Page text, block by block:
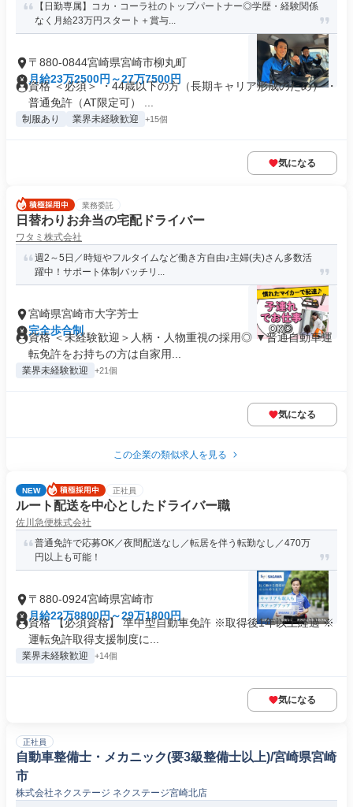
【日勤専属】コカ・コーラ社のトップパートナー◎学歴・経験関係
なく月給23万円スタート＋賞与...
〒880-0844宮崎県宮崎市柳丸町
月給23万2500円～27万7500円
資格 ＜必須＞ ・44歳以下の方（長期キャリア形成のため） ・
普通免許（AT限定可） ...
制服あり 業界未経験歓迎 +15個
気になる
業務委託
日替わりお弁当の宅配ドライバー
ワタミ株式会社
週2～5日／時短やフルタイムなど働き方自由♪主婦(夫)さん多数活
躍中！サポート体制バッチリ...
宮崎県宮崎市大字芳士
完全歩合制
資格 ＜未経験歓迎＞人柄・人物重視の採用◎ ▼普通自動車運
転免許をお持ちの方は自家用...
業界未経験歓迎 +21個
気になる
この企業の類似求人を見る
NEW 正社員
ルート配送を中心としたドライバー職
佐川急便株式会社
普通免許で応募OK／夜間配送なし／転居を伴う転勤なし／470万
円以上も可能！
〒880-0924宮崎県宮崎市
月給22万8800円～29万1800円
資格 【必須資格】 準中型自動車免許 ※取得後1年以上経過 ※
運転免許取得支援制度に...
業界未経験歓迎 +14個
気になる
正社員
自動車整備士・メカニック(要3級整備士以上)/宮崎県宮崎
市
株式会社ネクステージ ネクステージ宮崎北店